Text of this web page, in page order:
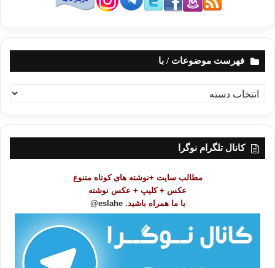
فهرست موضوعات / با
ه
ر
کانال تلگرام نوگرا
مطالب سایت +نوشته های کوتاه متنوع
عکس + کلیپ + عکس نوشته
با ما همراه باشید. eslahe@